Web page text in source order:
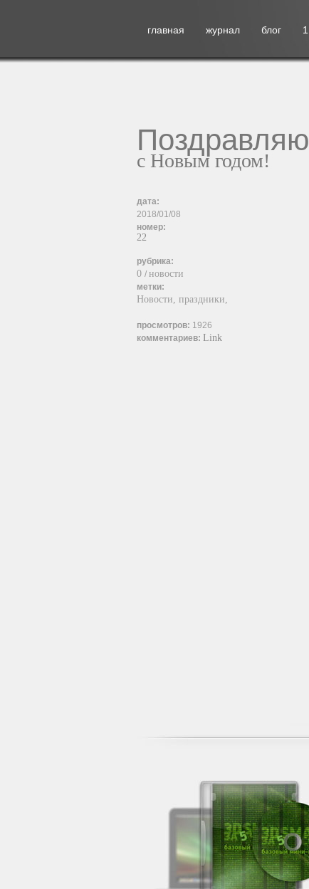
главная журнал блог 1
с Новым годом!
дата:
2018/01/08
номер:
22
рубрика:
0 / новости
метки:
Новости, праздники,
просмотров: 1926
комментариев: Link